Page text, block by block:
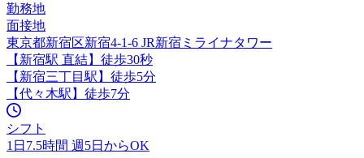
勤務地
面接地
東京都新宿区新宿4-1-6 JR新宿ミライナタワー
【新宿駅 直結】徒歩30秒
【新宿三丁目駅】徒歩5分
【代々木駅】徒歩7分
シフト
1日7.5時間 週5日からOK